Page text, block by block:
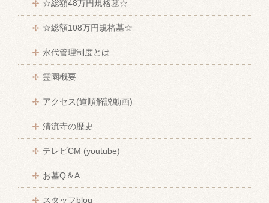
☆総額48万円規格墓☆
☆総額108万円規格墓☆
永代管理制度とは
霊園概要
アクセス(道順解説動画)
清流寺の歴史
テレビCM (youtube)
お墓Q＆A
スタッフblog